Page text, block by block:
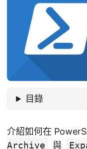
目錄
介紹如何在
Archive
與